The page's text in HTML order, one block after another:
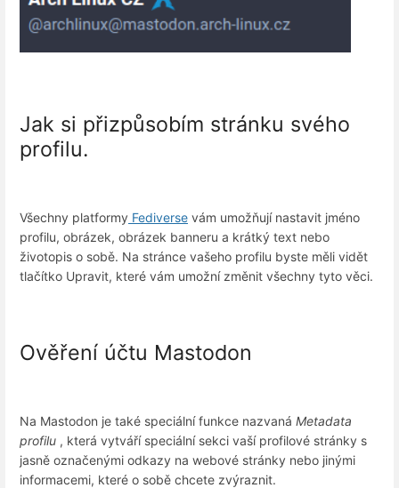
Jak si přizpůsobím stránku svého
profilu.
Všechny platformy Fediverse vám umožňují nastavit jméno
profilu, obrázek, obrázek banneru a krátký text nebo
životopis o sobě. Na stránce vašeho profilu byste měli vidět
tlačítko Upravit, které vám umožní změnit všechny tyto věci.
Ověření účtu Mastodon
Na Mastodon je také speciální funkce nazvaná Metadata
profilu , která vytváří speciální sekci vaší profilové stránky s
jasně označenými odkazy na webové stránky nebo jinými
informacemi, které o sobě chcete zvýraznit.